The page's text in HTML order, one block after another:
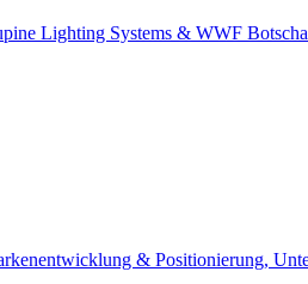
Lighting Systems & WWF
& Positionierung,